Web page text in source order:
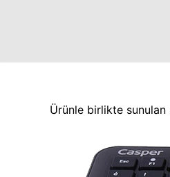
Ürünle birlikte sunulan